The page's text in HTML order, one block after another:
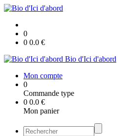
0
0 0.0 €
Bio d'Ici d'abord
Mon compte
0
Commande type
0 0.0 €
Mon panier